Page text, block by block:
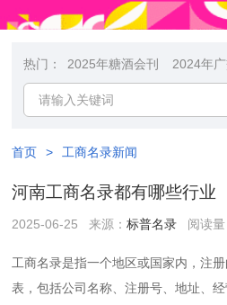
热门： 2025年糖酒会刊 2024年广
首页 > 工商名录新闻
河南工商名录都有哪些行业
2025-06-25 来源：标普名录 阅读量
工商名录是指一个地区或国家内，注
表，包括公司名称、注册号、地址、